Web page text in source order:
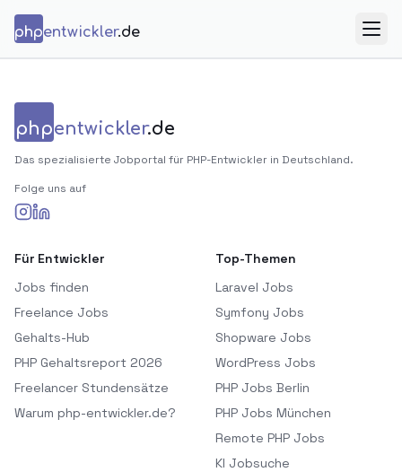
phpentwickler.de
phpentwickler.de
Das spezialisierte Jobportal für PHP-Entwickler in Deutschland.
Folge uns auf
Für Entwickler
Jobs finden
Freelance Jobs
Gehalts-Hub
PHP Gehaltsreport 2026
Freelancer Stundensätze
Warum php-entwickler.de?
Top-Themen
Laravel Jobs
Symfony Jobs
Shopware Jobs
WordPress Jobs
PHP Jobs Berlin
PHP Jobs München
Remote PHP Jobs
KI Jobsuche